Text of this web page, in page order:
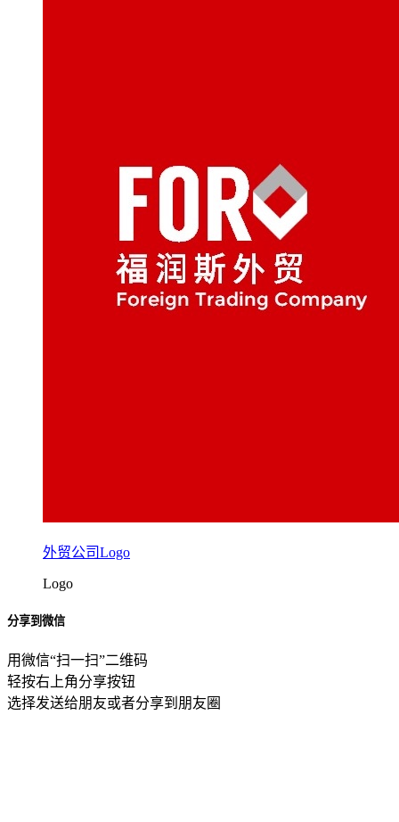
外贸公司Logo
Logo
分享到微信
用微信“扫一扫”二维码
轻按右上角分享按钮
选择发送给朋友或者分享到朋友圈